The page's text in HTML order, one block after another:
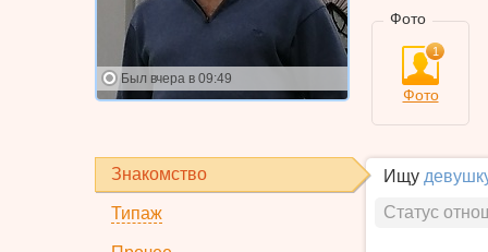
Был вчера в 09:49
Фото
1
Фото
Знакомство
Типаж
Ищу
Статус